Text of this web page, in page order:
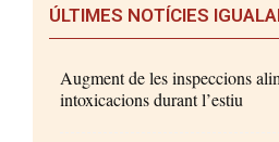
ÚLTIMES NOTÍCIES
Augment de les inspeccions
intoxicacions durant l’estiu